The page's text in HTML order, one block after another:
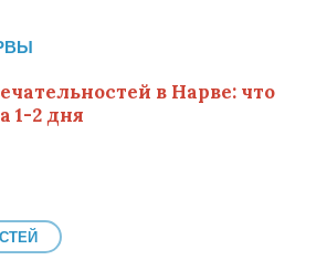
в Нарве: что
1-2 дня